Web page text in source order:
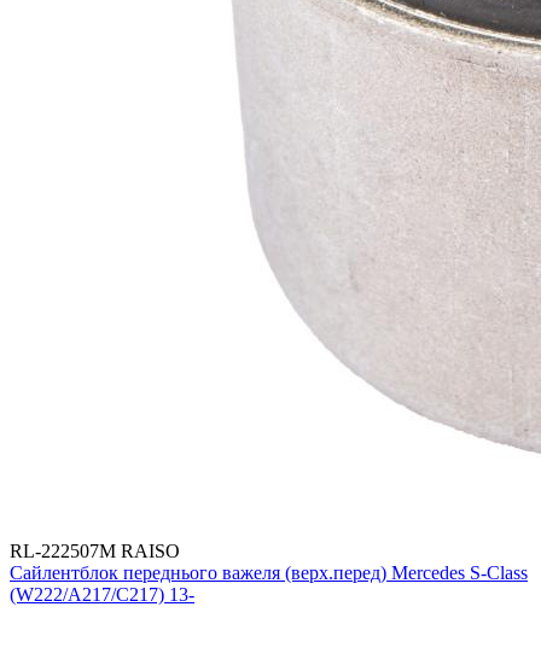
RL-222507M RAISO
Сайлентблок переднього важеля (верх.перед) Mercedes S-Class
(W222/A217/C217) 13-